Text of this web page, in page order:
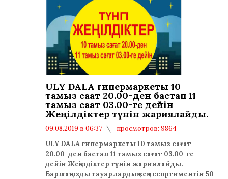
ULY DALA гипермаркеты 10
тамыз сағат 20.00-ден бастап 11
тамыз сағат 03.00-ге дейін
Жеңілдіктер түнін жариялайды.
09.08.2019 в 06:37
просмотров: 9864
ULY DALA гипермаркеты 10 тамыз сағат
20.00-ден бастап 11 тамыз сағат 03.00-ге
дейін Жеңілдіктер түнін жариялайды.
Баршаңызды тауарлардың кең ассортиментін 50